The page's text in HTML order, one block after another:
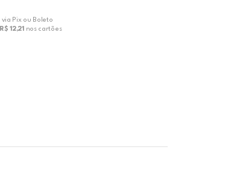
via Pix ou Boleto
R$ 12,21 nos cartões